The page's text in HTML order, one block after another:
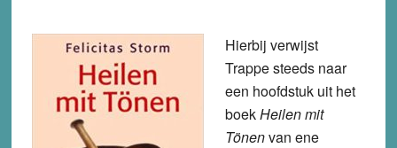
Hierbij verwijst
Trappe steeds naar
een hoofdstuk uit het
boekHeilen mit
Tönenvan ene